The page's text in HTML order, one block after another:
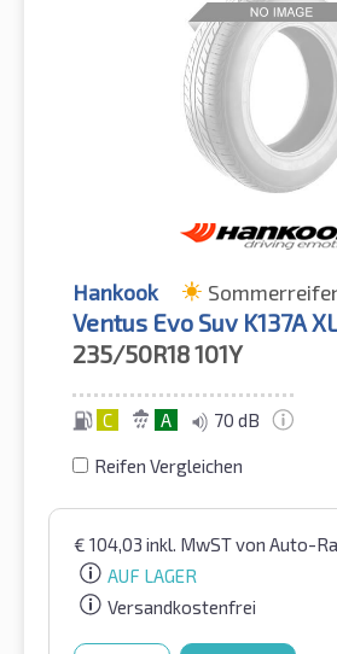
Hankook
Ventus Evo Suv K137A
235/50R18101Y
C A 70 dB
Reifen Vergleichen
€ 104,03 inkl. MwSTvon Auto-
AUF LAGER
Versandkostenfrei